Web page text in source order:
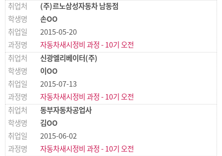
(주)르노삼성자동차 남동점
손OO
2015-05-20
자동차새시정비 과정 - 10기 오전
신광엘리베이터(주)
이OO
2015-07-13
자동차새시정비 과정 - 10기 오전
동부자동차공업사
김OO
2015-06-02
자동차새시정비 과정 - 10기 오전